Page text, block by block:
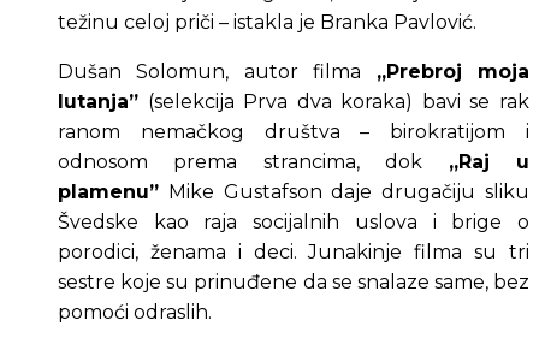
težinu celoj priči – istakla je Branka Pavlović.
Dušan Solomun, autor filma „Prebroj moja
lutanja” (selekcija Prva dva koraka) bavi se rak
ranom nemačkog društva – birokratijom i
odnosom prema strancima, dok „Raj u
plamenu” Mike Gustafson daje drugačiju sliku
Švedske kao raja socijalnih uslova i brige o
porodici, ženama i deci. Junakinje filma su tri
sestre koje su prinuđene da se snalaze same, bez
pomoći odraslih.